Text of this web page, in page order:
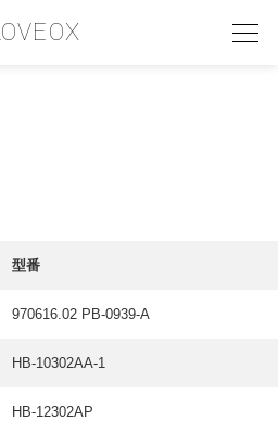
型番
970616.02 PB-0939-A
HB-10302AA-1
HB-12302AP